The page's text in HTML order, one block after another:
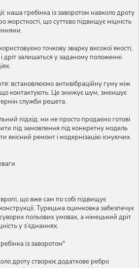
наша гребінка із заворотом навколо дроту
що суттєво підвищує міцність
точкову зварку високої якості,
дріт залишаться у заданому положенні
встановлюємо антивібраційну гуму між
контактують. Це знижує шум, зменшує
служби решета.
підхід: ми не просто продаємо готові
під замовлення під конкретну модель
якісний ремонт і модернізацію існуючих
що вже сам по собі підвищує
конструкції. Турецька оцинковка забезпечує
суворих польових умовах, а німецький дріт
у з’єднаннях.
із заворотом"
дроту створює додаткове ребро